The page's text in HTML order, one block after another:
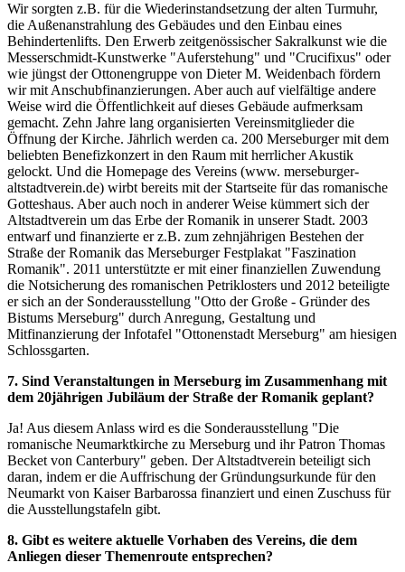
Wir sorgten z.B. für die Wiederinstandsetzung der alten Turmuhr,
die Außenanstrahlung des Gebäudes und den Einbau eines
Behindertenlifts. Den Erwerb zeitgenössischer Sakralkunst wie die
Messerschmidt-Kunstwerke "Auferstehung" und "Crucifixus" oder
wie jüngst der Ottonengruppe von Dieter M. Weidenbach fördern
wir mit Anschubfinanzierungen. Aber auch auf vielfältige andere
Weise wird die Öffentlichkeit auf dieses Gebäude aufmerksam
gemacht. Zehn Jahre lang organisierten Vereinsmitglieder die
Öffnung der Kirche. Jährlich werden ca. 200 Merseburger mit dem
beliebten Benefizkonzert in den Raum mit herrlicher Akustik
gelockt. Und die Homepage des Vereins (www. merseburger-
altstadtverein.de) wirbt bereits mit der Startseite für das romanische
Gotteshaus. Aber auch noch in anderer Weise kümmert sich der
Altstadtverein um das Erbe der Romanik in unserer Stadt. 2003
entwarf und finanzierte er z.B. zum zehnjährigen Bestehen der
Straße der Romanik das Merseburger Festplakat "Faszination
Romanik". 2011 unterstützte er mit einer finanziellen Zuwendung
die Notsicherung des romanischen Petriklosters und 2012 beteiligte
er sich an der Sonderausstellung "Otto der Große - Gründer des
Bistums Merseburg" durch Anregung, Gestaltung und
Mitfinanzierung der Infotafel "Ottonenstadt Merseburg" am hiesigen
Schlossgarten.
7. Sind Veranstaltungen in Merseburg im Zusammenhang mit
dem 20jährigen Jubiläum der Straße der Romanik geplant?
Ja! Aus diesem Anlass wird es die Sonderausstellung "Die
romanische Neumarktkirche zu Merseburg und ihr Patron Thomas
Becket von Canterbury" geben. Der Altstadtverein beteiligt sich
daran, indem er die Auffrischung der Gründungsurkunde für den
Neumarkt von Kaiser Barbarossa finanziert und einen Zuschuss für
die Ausstellungstafeln gibt.
8. Gibt es weitere aktuelle Vorhaben des Vereins, die dem
Anliegen dieser Themenroute entsprechen?